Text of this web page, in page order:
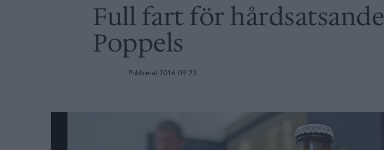
Full fart för hårdsatsande
Poppels
Publicerat 2016-09-23